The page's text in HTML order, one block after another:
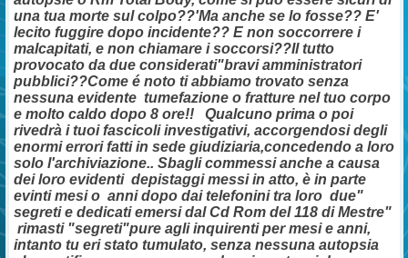
una tua morte sul colpo??'Ma anche se lo fosse?? E'
lecito fuggire dopo incidente?? E non soccorrere i
malcapitati, e non chiamare i soccorsi??Il tutto
provocato da due considerati"bravi amministratori
pubblici??Come é noto ti abbiamo trovato senza
nessuna evidente tumefazione o fratture nel tuo corpo
e molto caldo dopo 8 ore!! Qualcuno prima o poi
rivedrà i tuoi fascicoli investigativi, accorgendosi degli
enormi errori fatti in sede giudiziaria,concedendo a loro
solo l'archiviazione.. Sbagli commessi anche a causa
dei loro evidenti depistaggi messi in atto, è in parte
evinti mesi o anni dopo dai telefonini tra loro due"
segreti e dedicati emersi dal Cd Rom del 118 di Mestre"
rimasti "segreti"pure agli inquirenti per mesi e anni,
intanto tu eri stato tumulato, senza nessuna autopsia